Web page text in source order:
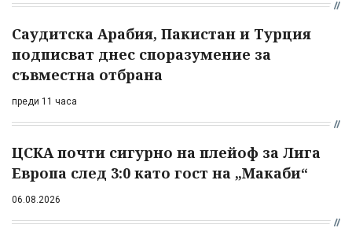
Саудитска Арабия, Пакистан и Турция
подписват днес споразумение за
съвместна отбрана
преди 11 часа
ЦСКА почти сигурно на плейоф за Лига
Европа след 3:0 като гост на „Макаби“
06.08.2026